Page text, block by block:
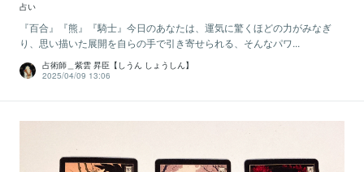
占い
『百合』『熊』『騎士』今日のあなたは、運気に驚くほどの力がみなぎ
り、思い描いた展開を自らの手で引き寄せられる、そんなパワ...
占術師＿紫雲 昇臣【しうん しょうしん】
2025/04/09 13:06